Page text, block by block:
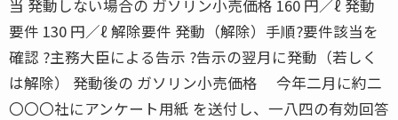
当 発動しない場合の ガソリン小売価格 160 円／ℓ 発動
要件 130 円／ℓ 解除要件 発動（解除）手順?要件該当を
確認 ?主務大臣による告示 ?告示の翌月に発動（若しく
は解除） 発動後の ガソリン小売価格 今年二月に約二
〇〇〇社にアンケート用紙 を送付し、一八四の有効回答